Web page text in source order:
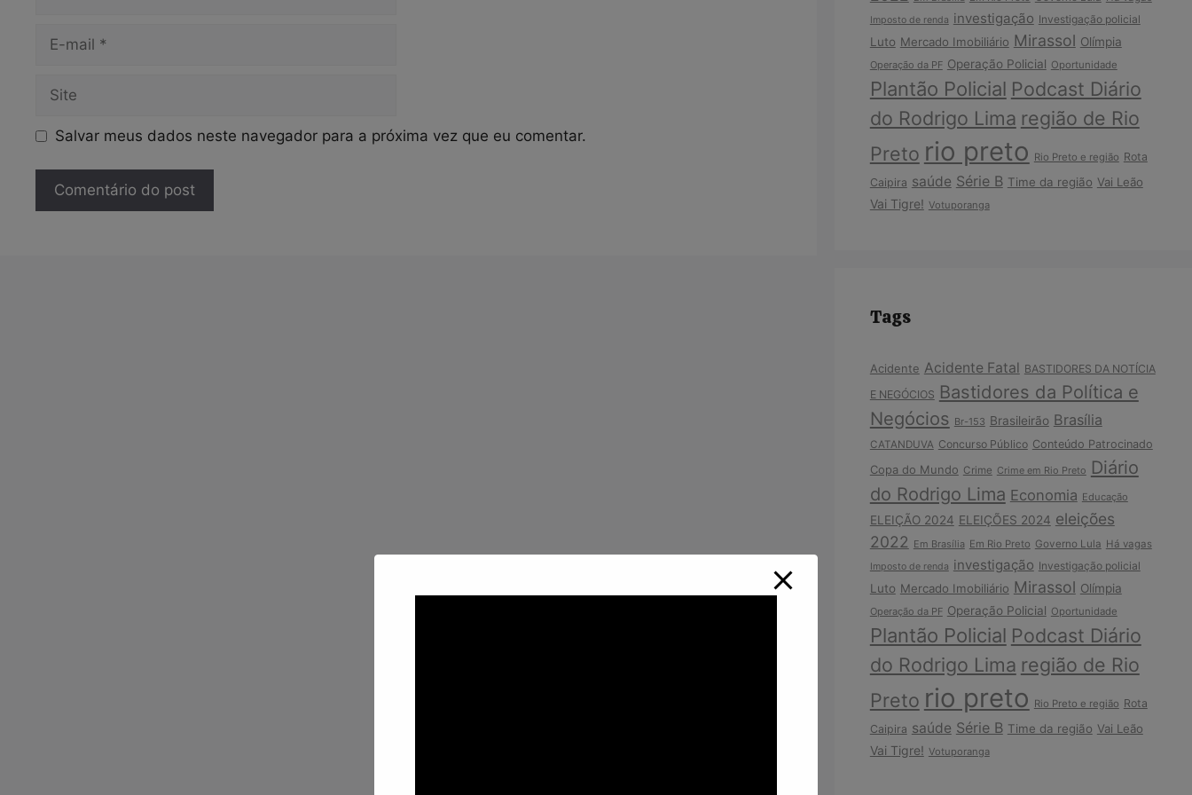
mail
Salvar meus dados neste navegador para a próxima vez que eu comentar.
Imposto de renda investigação Investigação policial
Luto Mercado Imobiliário Mirassol Olímpia
Operação da PF Operação Policial Oportunidade
Plantão Policial Podcast Diário
do Rodrigo Lima região de Rio
Preto rio preto Rio Preto e região Rota
Caipira saúde Série B Time da região Vai Leão
Vai Tigre! Votuporanga
Tags
Acidente Acidente Fatal BASTIDORES DA NOTÍCIA
E NEGÓCIOS Bastidores da Política e
Negócios Br-153 Brasileirão Brasília
CATANDUVA Concurso Público Conteúdo Patrocinado
Copa do Mundo Crime Crime em Rio Preto Diário
do Rodrigo Lima Economia Educação
ELEIÇÃO 2024 ELEIÇÕES 2024 eleições
2022 Em Brasília Em Rio Preto Governo Lula Há vagas
Imposto de renda investigação Investigação policial
Luto Mercado Imobiliário Mirassol Olímpia
Operação da PF Operação Policial Oportunidade
Plantão Policial Podcast Diário
do Rodrigo Lima região de Rio
Preto rio preto Rio Preto e região Rota
Caipira saúde Série B Time da região Vai Leão
Vai Tigre! Votuporanga